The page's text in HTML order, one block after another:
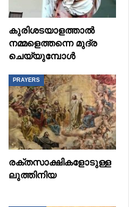
കുരിശടയാളത്താൽ
നമ്മളെത്തന്നെ മുദ്ര
ചെയ്യുമ്പോൾ
PRAYERS
രക്തസാക്ഷികളോടുള്ള
ലുത്തിനിയ